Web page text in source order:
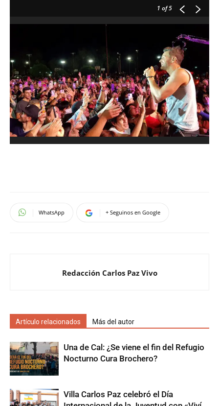
1 of 5
WhatsApp + Seguinos en Google
Redacción Carlos Paz Vivo
Artículo relacionados Más del autor
Una de Cal: ¿Se viene el fin del Refugio
Nocturno Cura Brochero?
Villa Carlos Paz celebró el Día